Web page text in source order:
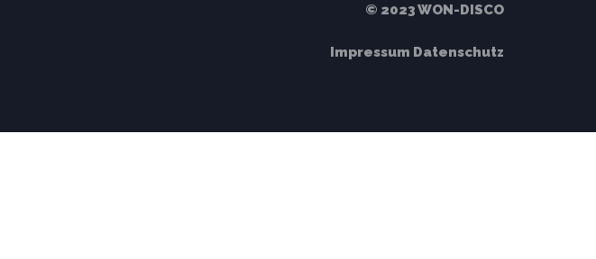
© 2023 WON-DISCO
Impressum Datenschutz